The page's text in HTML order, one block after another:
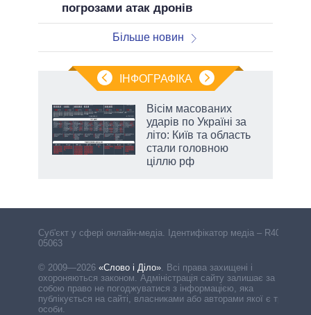
погрозами атак дронів
Більше новин
ІНФОГРАФІКА
Вісім масованих
ударів по Україні за
літо: Київ та область
стали головною
ціллю рф
Cуб'єкт у сфері онлайн-медіа. Ідентифікатор медіа – R40-
05063
© 2009—2026 «Слово і Діло» Всі права захищені і
охороняються законом. Адміністрація сайту залишає за
собою право не погоджуватися з інформацією, яка
публікується на сайті, власниками або авторами якої є треті
особи.